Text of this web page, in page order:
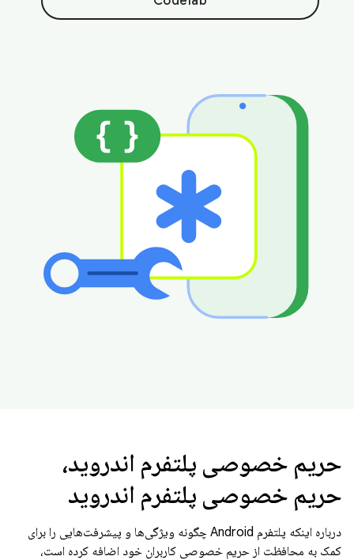
حریم خصوصی پلتفرم اندروید،
حریم خصوصی پلتفرم اندروید
درباره اینکه پلتفرم Android چگونه ویژگی‌ها و پیشرفت‌هایی را برای
کمک به محافظت از حریم خصوصی کاربران خود اضافه کرده است،